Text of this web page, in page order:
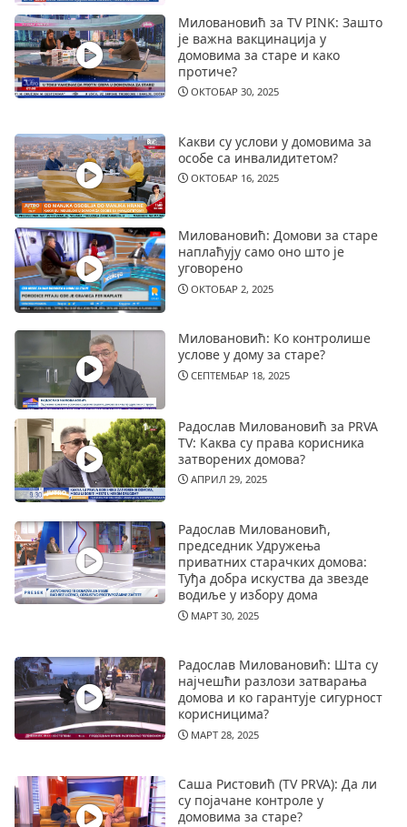
Миловановић за TV PINK: Зашто
је важна вакцинација у
домовима за старе и како
протиче?
ОКТОБАР 30, 2025
Какви су услови у домовима за
особе са инвалидитетом?
ОКТОБАР 16, 2025
Миловановић: Домови за старе
наплаћују само оно што је
уговорено
ОКТОБАР 2, 2025
Миловановић: Ко контролише
услове у дому за старе?
СЕПТЕМБАР 18, 2025
Радослав Миловановић за PRVA
TV: Каква су права корисника
затворених домова?
АПРИЛ 29, 2025
Радослав Миловановић,
председник Удружења
приватних старачких домова:
Туђа добра искуства да звезде
водиље у избору дома
МАРТ 30, 2025
Радослав Миловановић: Шта су
најчешћи разлози затварања
домова и ко гарантује сигурност
корисницима?
МАРТ 28, 2025
Саша Ристовић (TV PRVA): Да ли
су појачане контроле у
домовима за старе?